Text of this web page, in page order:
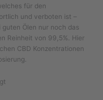
für den
und verboten ist –
Ölen nur noch das
Reinheit von 99,5%. Hier
CBD Konzentrationen